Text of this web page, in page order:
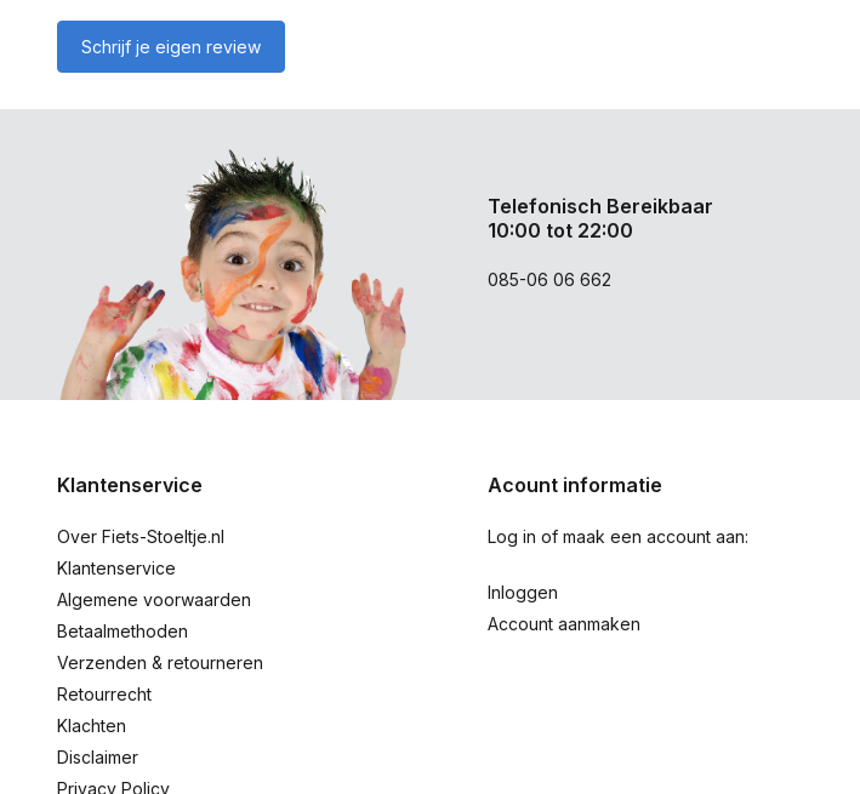
Schrijf je eigen review
Telefonisch Bereikbaar
10:00 tot 22:00
085-06 06 662
Klantenservice
Over Fiets-Stoeltje.nl
Klantenservice
Algemene voorwaarden
Betaalmethoden
Verzenden & retourneren
Retourrecht
Klachten
Disclaimer
Privacy Policy
Acount informatie
Log in of maak een account aan:
Inloggen
Account aanmaken